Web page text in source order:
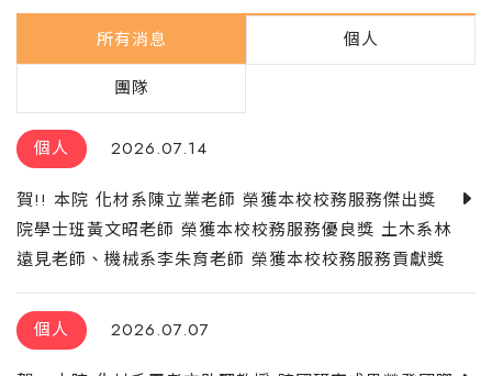
所有消息
個人
團隊
個人 2026.07.14
賀!! 本院 化材系陳立業老師 榮獲本校校務服務傑出獎
院學士班黃文昭老師 榮獲本校校務服務優良獎 土木系林
遠見老師、機械系李朱育老師 榮獲本校校務服務貢獻獎
個人 2026.07.07